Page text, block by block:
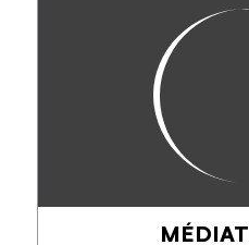
Entrée libre : profitez
sur place. Connexion
Espace détente. Service
(0,20€ par